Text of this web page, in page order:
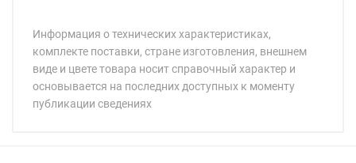
Информация о технических характеристиках,
комплекте поставки, стране изготовления, внешнем
виде и цвете товара носит справочный характер и
основывается на последних доступных к моменту
публикации сведениях